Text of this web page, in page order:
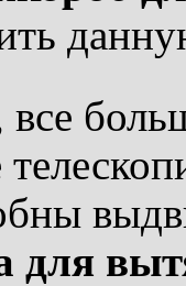
все
для